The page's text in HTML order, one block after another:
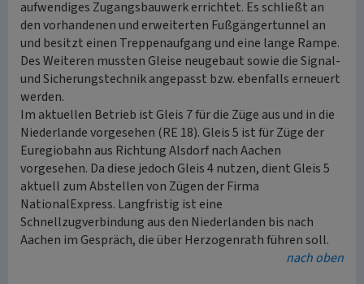
aufwendiges Zugangsbauwerk errichtet. Es schließt an
den vorhandenen und erweiterten Fußgängertunnel an
und besitzt einen Treppenaufgang und eine lange Rampe.
Des Weiteren mussten Gleise neugebaut sowie die Signal-
und Sicherungstechnik angepasst bzw. ebenfalls erneuert
werden.
Im aktuellen Betrieb ist Gleis 7 für die Züge aus und in die
Niederlande vorgesehen (RE 18). Gleis 5 ist für Züge der
Euregiobahn aus Richtung Alsdorf nach Aachen
vorgesehen. Da diese jedoch Gleis 4 nutzen, dient Gleis 5
aktuell zum Abstellen von Zügen der Firma
NationalExpress. Langfristig ist eine
Schnellzugverbindung aus den Niederlanden bis nach
Aachen im Gespräch, die über Herzogenrath führen soll.
nach oben